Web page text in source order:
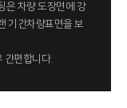
은 차량 도장면에 강
기간차량표면을 보
간편합니다.